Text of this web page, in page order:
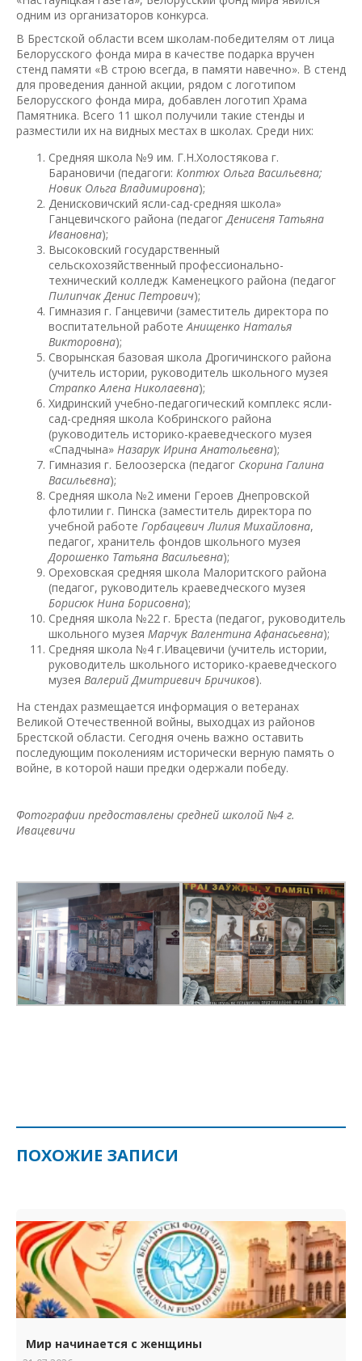
одним из организаторов конкурса.
В Брестской области всем школам-победителям от лица
Белорусского фонда мира в качестве подарка вручен
стенд памяти «В строю всегда, в памяти навечно». В стенд
для проведения данной акции, рядом с логотипом
Белорусского фонда мира, добавлен логотип Храма
Памятника. Всего 11 школ получили такие стенды и
разместили их на видных местах в школах. Среди них:
Средняя школа №9 им. Г.Н.Холостякова г.
Барановичи (педагоги: Коптюх Ольга Васильевна;
Новик Ольга Владимировна);
Денисковичский ясли-сад-средняя школа»
Ганцевичского района (педагогДенисеня Татьяна
Ивановна);
Высоковский государственный
сельскохозяйственный профессионально-
технический колледж Каменецкого района (педагог
Пилипчак Денис Петрович);
Гимназия г. Ганцевичи (заместитель директора по
воспитательной работеАнищенко Наталья
Викторовна);
Сворынская базовая школа Дрогичинского района
(учитель истории, руководитель школьного музея
Страпко Алена Николаевна);
Хидринский учебно-педагогический комплекс ясли-
сад-средняя школа Кобринского района
(руководитель историко-краеведческого музея
«Спадчына» Назарук Ирина Анатольевна);
Гимназия г. Белоозерска (педагог Скорина Галина
Васильевна);
Средняя школа №2 имени Героев Днепровской
флотилии г. Пинска (заместитель директора по
учебной работе Горбацевич Лилия Михайловна,
педагог, хранитель фондов школьного музея
Дорошенко Татьяна Васильевна);
Ореховская средняя школа Малоритского района
(педагог, руководитель краеведческого музея
Борисюк Нина Борисовна);
Средняя школа №22 г. Бреста (педагог, руководитель
школьного музея Марчук Валентина Афанасьевна);
Средняя школа №4 г.Ивацевичи (учитель истории,
руководитель школьного историко-краеведческого
музея Валерий Дмитриевич Бричиков).
На стендах размещается информация о ветеранах
Великой Отечественной войны, выходцах из районов
Брестской области. Сегодня очень важно оставить
последующим поколениям исторически верную память о
войне, в которой наши предки одержали победу.
Фотографии предоставлены средней школой №4 г.
Ивацевичи
ПОХОЖИЕ ЗАПИСИ
Мир начинается с женщины